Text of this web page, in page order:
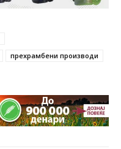
прехрамбени производи